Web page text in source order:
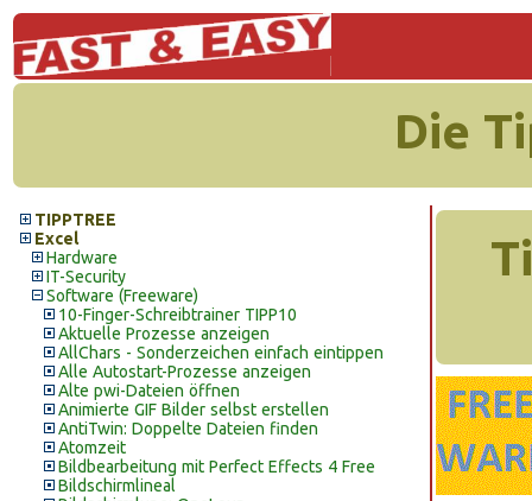
Die
TIPPTREE
Excel
Hardware
IT-Security
Software (Freeware)
10-Finger-Schreibtrainer TIPP10
Aktuelle Prozesse anzeigen
AllChars - Sonderzeichen einfach eintippen
Alle Autostart-Prozesse anzeigen
Alte pwi-Dateien öffnen
Animierte GIF Bilder selbst erstellen
AntiTwin: Doppelte Dateien finden
Atomzeit
Bildbearbeitung mit Perfect Effects 4 Free
Bildschirmlineal